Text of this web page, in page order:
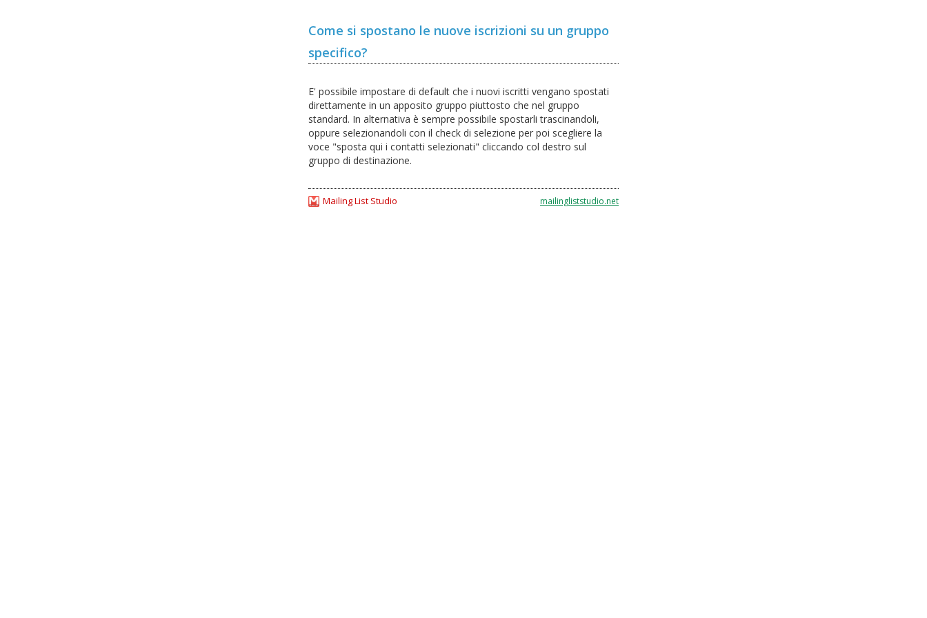
Come si spostano le nuove iscrizioni su un gruppo
specifico?
E' possibile impostare di default che i nuovi iscritti vengano spostati
direttamente in un apposito gruppo piuttosto che nel gruppo
standard. In alternativa è sempre possibile spostarli trascinandoli,
oppure selezionandoli con il check di selezione per poi scegliere la
voce "sposta qui i contatti selezionati" cliccando col destro sul
gruppo di destinazione.
Mailing List Studio mailingliststudio.net